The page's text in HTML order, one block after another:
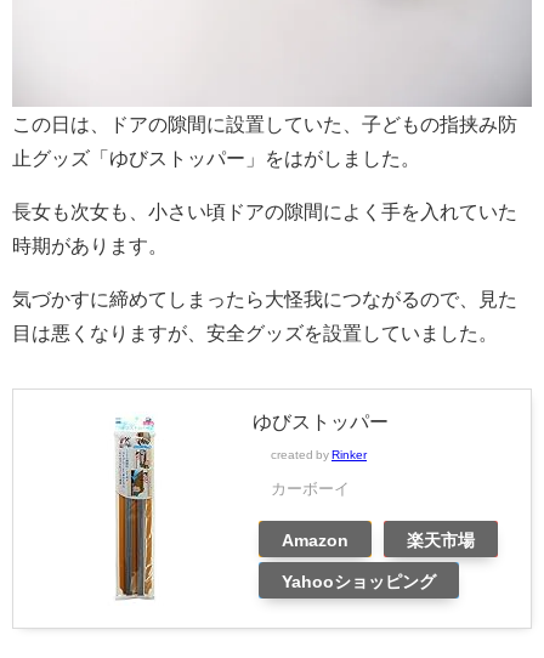
この日は、ドアの隙間に設置していた、子どもの指挟み防
止グッズ「ゆびストッパー」をはがしました。
長女も次女も、小さい頃ドアの隙間によく手を入れていた
時期があります。
気づかすに締めてしまったら大怪我につながるので、見た
目は悪くなりますが、安全グッズを設置していました。
ゆびストッパー
created by Rinker
カーボーイ
Amazon 楽天市場
Yahooショッピング